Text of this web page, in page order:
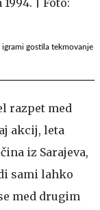
gostila tekmovanje
razpet med
akcij, leta
iz Sarajeva,
sami lahko
med drugim